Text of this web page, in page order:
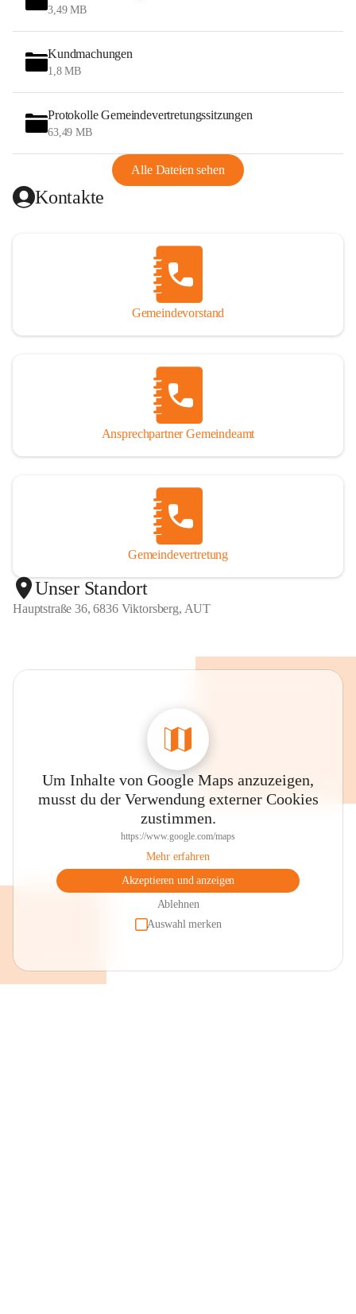
3,49 MB
Kundmachungen
1,8 MB
Protokolle Gemeindevertretungssitzungen
63,49 MB
Alle Dateien sehen
Kontakte
Gemeindevorstand
Ansprechpartner Gemeindeamt
Gemeindevertretung
Unser Standort
Hauptstraße 36, 6836 Viktorsberg, AUT
Um Inhalte von Google Maps anzuzeigen,
musst du der Verwendung externer Cookies
zustimmen.
https://www.google.com/maps
Mehr erfahren
Akzeptieren und anzeigen
Ablehnen
Auswahl merken